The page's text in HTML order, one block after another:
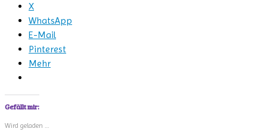
X
WhatsApp
E-Mail
Pinterest
Mehr
Gefällt mir:
Wird geladen …